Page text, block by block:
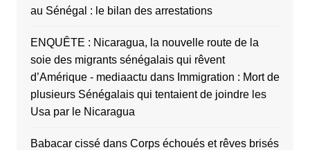
au Sénégal : le bilan des arrestations
ENQUÊTE : Nicaragua, la nouvelle route de la
soie des migrants sénégalais qui rêvent
d’Amérique - mediaactu dans Immigration : Mort de
plusieurs Sénégalais qui tentaient de joindre les
Usa par le Nicaragua
Babacar cissédans Corps échoués et rêves brisés